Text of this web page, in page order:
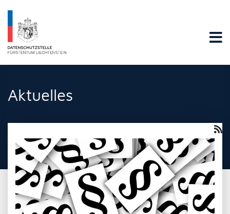
Datenschutzstelle Fürstentums Liechtenstein
Aktuelles